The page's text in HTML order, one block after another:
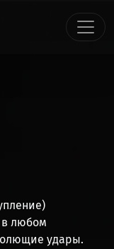
в любом
удары.